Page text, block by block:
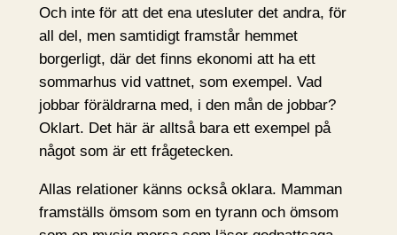
Och inte för att det ena utesluter det andra, för
all del, men samtidigt framstår hemmet
borgerligt, där det finns ekonomi att ha ett
sommarhus vid vattnet, som exempel. Vad
jobbar föräldrarna med, i den mån de jobbar?
Oklart. Det här är alltså bara ett exempel på
något som är ett frågetecken.
Allas relationer känns också oklara. Mamman
framställs ömsom som en tyrann och ömsom